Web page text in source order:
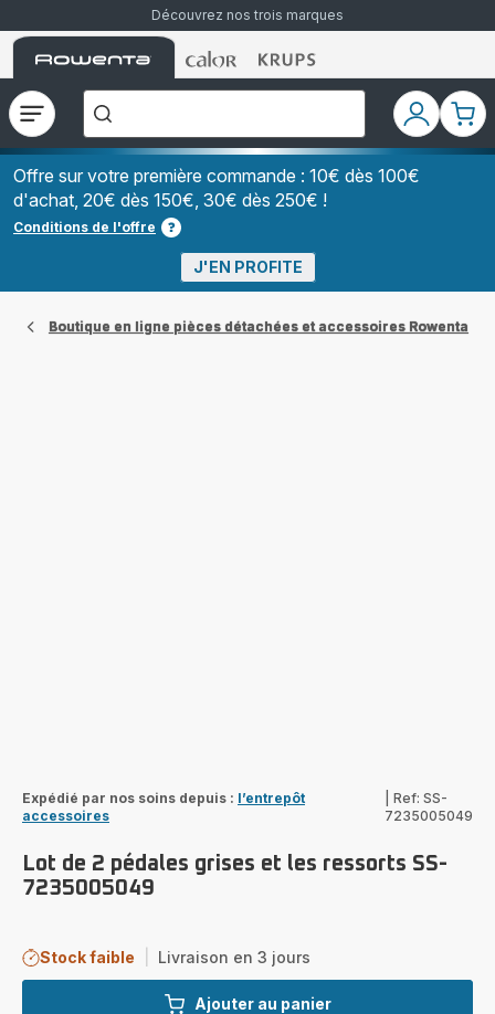
Découvrez nos trois marques
Accueil
Rowenta
Accueil
Rowenta
Accueil
Rowenta
Ouvrir
le
menu
recherchez-
vous
?","Aspirateurs
à
Grains","Centrales
Vapeurs","Sèche
Cheveux"]
Mon
compte
Mon
Offre sur votre première commande : 10€ dès 100€
d'achat, 20€ dès 150€, 30€ dès 250€ !
Conditions de l'offre
J'EN PROFITE
Boutique en ligne pièces détachées et accessoires Rowenta
Expédié par nos soins depuis : l’entrepôt
accessoires
Ref: SS-
7235005049
Lot de 2 pédales grises et les ressorts SS-
7235005049
Stock faible Livraison en 3 jours
Ajouter au panier